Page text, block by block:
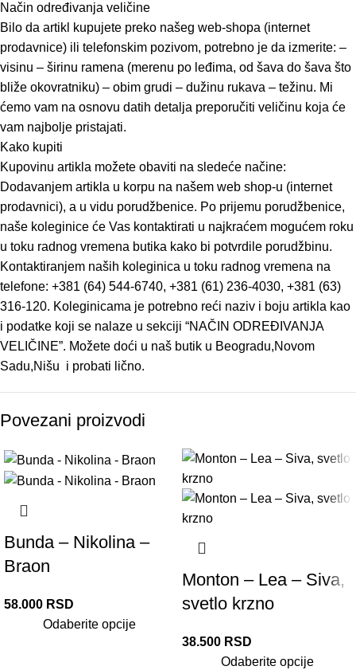
Način određivanja veličine
Bilo da artikl kupujete preko našeg web-shopa (internet
prodavnice) ili telefonskim pozivom, potrebno je da izmerite: –
visinu – širinu ramena (merenu po leđima, od šava do šava što
bliže okovratniku) – obim grudi – dužinu rukava – težinu. Mi
ćemo vam na osnovu datih detalja preporučiti veličinu koja će
vam najbolje pristajati.
Kako kupiti
Kupovinu artikla možete obaviti na sledeće načine:
Dodavanjem artikla u korpu na našem web shop-u (internet
prodavnici), a u vidu porudžbenice. Po prijemu porudžbenice,
naše koleginice će Vas kontaktirati u najkraćem mogućem roku
u toku radnog vremena butika kako bi potvrdile porudžbinu.
Kontaktiranjem naših koleginica u toku radnog vremena na
telefone: +381 (64) 544-6740, +381 (61) 236-4030, +381 (63)
316-120. Koleginicama je potrebno reći naziv i boju artikla kao
i podatke koji se nalaze u sekciji “NAČIN ODREĐIVANJA
VELIČINE”. Možete doći u naš butik u Beogradu,Novom
Sadu,Nišu i probati lično.
Povezani proizvodi
Bunda – Nikolina –
Braon
58.000 RSD
Odaberite opcije
Monton – Lea – Siva,
svetlo krzno
38.500 RSD
Odaberite opcije